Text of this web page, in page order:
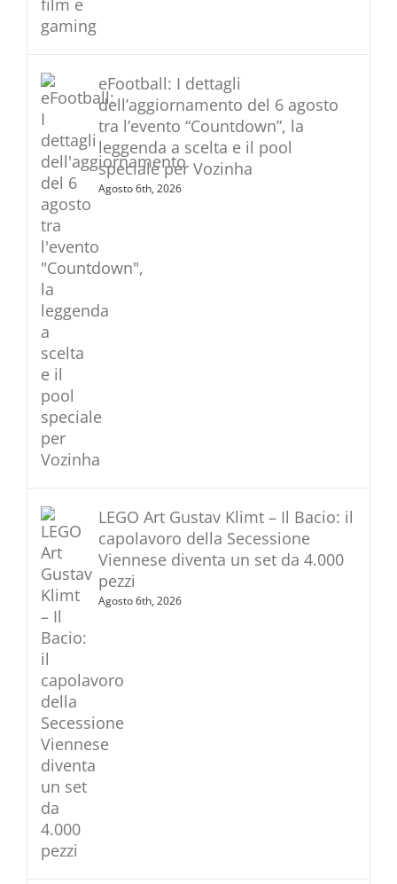
eFootball: I dettagli
dell’aggiornamento del 6 agosto
tra l’evento “Countdown”, la
leggenda a scelta e il pool
speciale per Vozinha
Agosto 6th, 2026
LEGO Art Gustav Klimt – Il Bacio: il
capolavoro della Secessione
Viennese diventa un set da 4.000
pezzi
Agosto 6th, 2026